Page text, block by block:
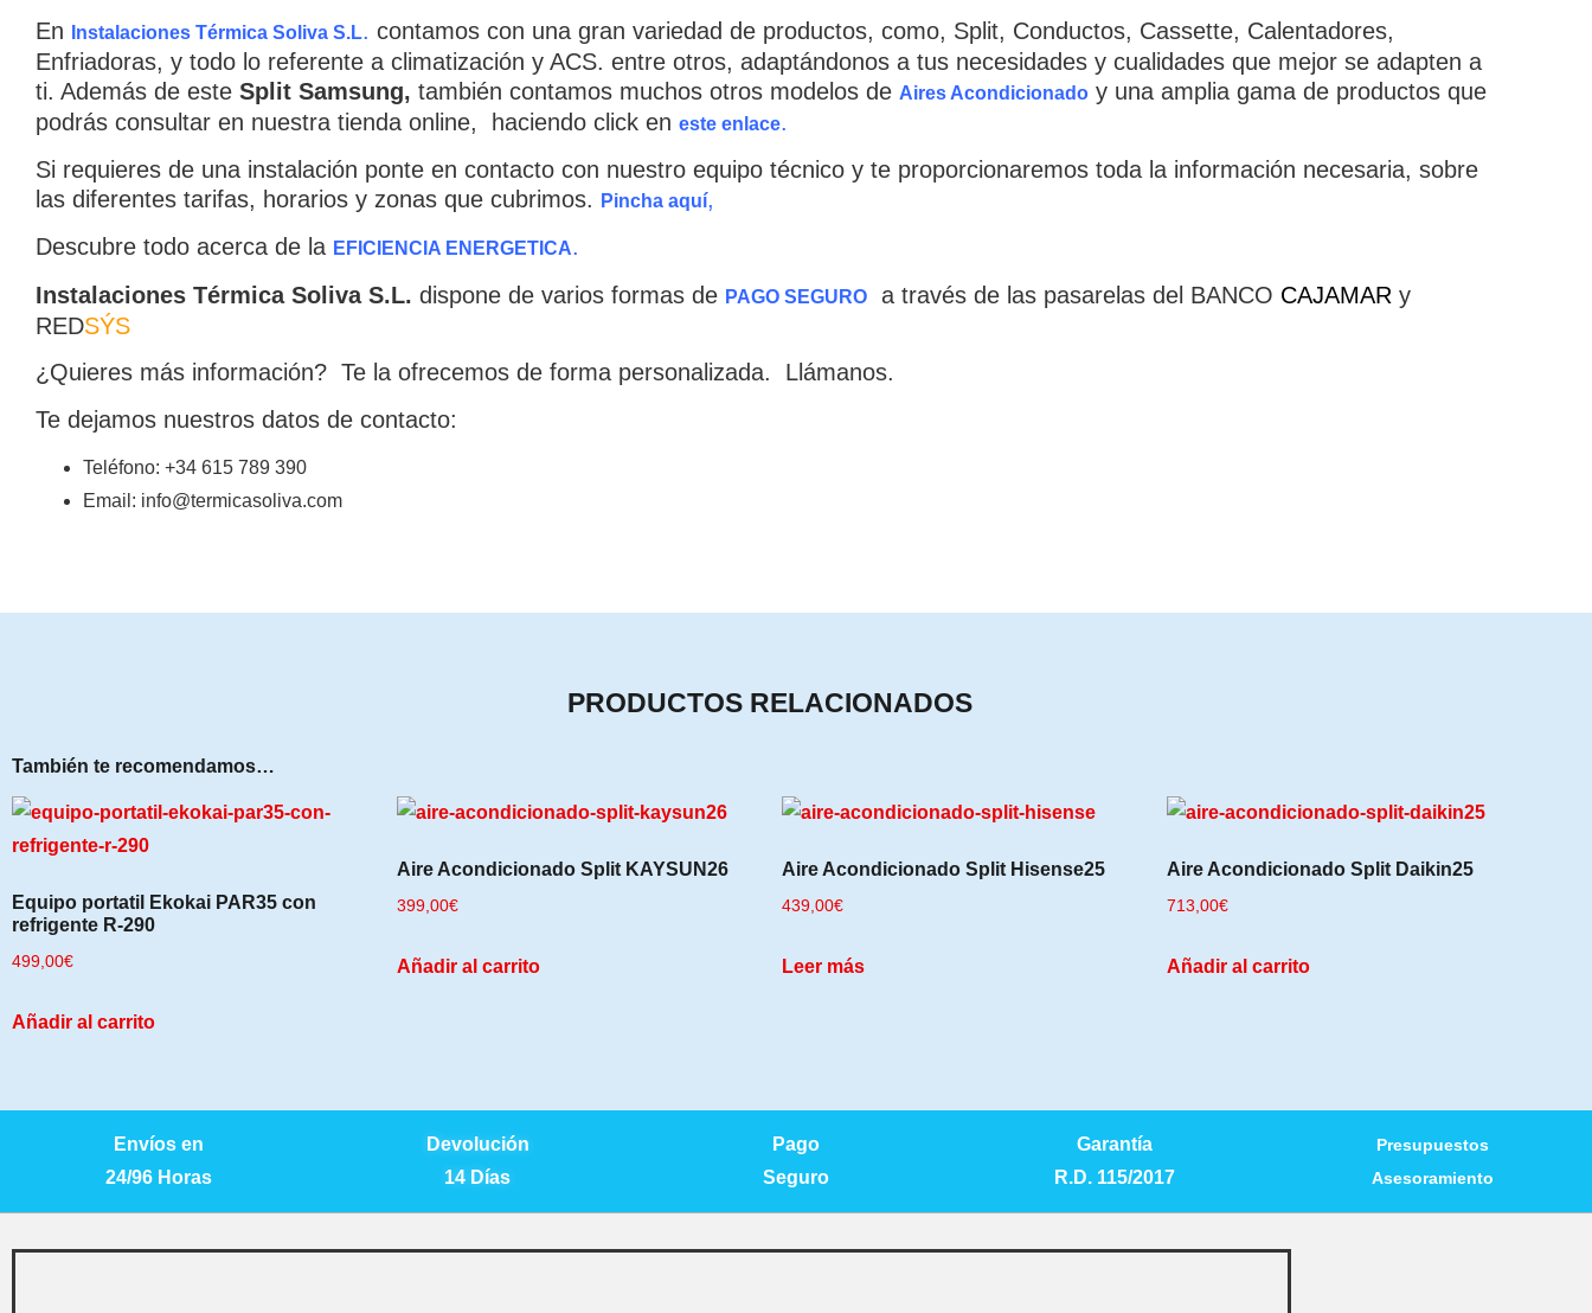
Ver todos los resultados
En
Instalaciones Térmica Soliva S.L. contamos con una gran variedad de productos, como, Split, Conductos, Cassette, Calentadores,
Enfriadoras, y todo lo referente a climatización y ACS. entre otros, adaptándonos a tus necesidades y cualidades que mejor se adapten a
ti. Además de este Split Samsung, también contamos muchos otros modelos de Aires Acondicionado y una amplia gama de productos que
podrás consultar en nuestra tienda online, haciendo click en este enlace.
Si requieres de una instalación ponte en contacto con nuestro equipo técnico y te proporcionaremos toda la información necesaria, sobre
las diferentes tarifas, horarios y zonas que cubrimos.
Pincha aquí,
Descubre todo acerca de la EFICIE NCIA ENERGETICA.
Instalaciones Térmica Soliva S.L. dispone de varios formas de PAGO SEGURO a través de las pasarelas del BANCO CAJAMAR y
REDSÝS
¿Quieres más información? Te la ofrecemos de forma personalizada. Llámanos.
Te dejamos nuestros datos de contacto:
Teléfono: +34 615 789 390
Email: info@termicasoliva.com
PRODUCTOS RELACIONADOS
También te recomendamos…
Equipo portatil Ekokai PAR35 con
refrigente R-290
499,00€
Añadir al carrito
Aire Acondicionado Split KAYSUN26
399,00€
Añadir al carrito
Aire Acondicionado Split Hisense25
439,00€
Leer más
Aire Acondicionado Split Daikin25
713,00€
Añadir al carrito
Envíos en
24/96 Horas
Devolución
14 Días
Pago
Seguro
Garantía
R.D. 115/2017
Presupuestos
Asesoramiento